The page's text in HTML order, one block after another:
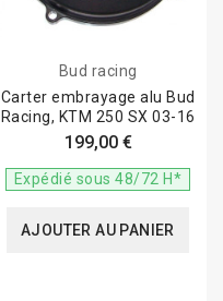
Bud racing
Carter embrayage alu Bud
Racing, KTM 250 SX 03-16
199,00 €
Expédié sous 48/72 H*
AJOUTER AU PANIER